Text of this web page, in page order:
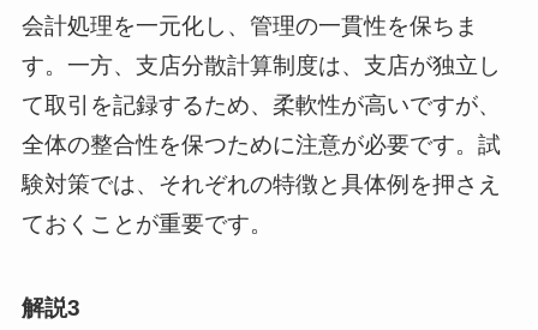
会計処理を一元化し、管理の一貫性を保ちま
す。一方、支店分散計算制度は、支店が独立し
て取引を記録するため、柔軟性が高いですが、
全体の整合性を保つために注意が必要です。試
験対策では、それぞれの特徴と具体例を押さえ
ておくことが重要です。
解説3